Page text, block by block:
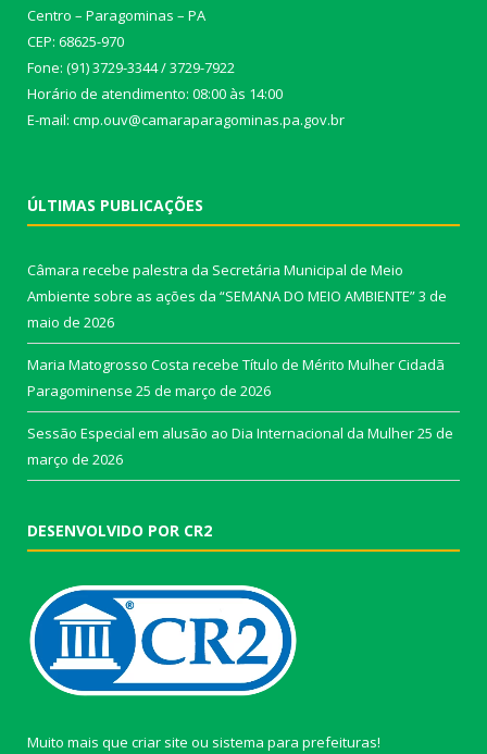
Centro – Paragominas – PA
CEP: 68625-970
Fone: (91) 3729-3344 / 3729-7922
Horário de atendimento: 08:00 às 14:00
E-mail: cmp.ouv@camaraparagominas.pa.gov.br
ÚLTIMAS PUBLICAÇÕES
Câmara recebe palestra da Secretária Municipal de Meio
Ambiente sobre as ações da “SEMANA DO MEIO AMBIENTE”3 de
maio de 2026
Maria Matogrosso Costa recebe Título de Mérito Mulher Cidadã
Paragominense 25 de março de 2026
Sessão Especial em alusão ao Dia Internacional da Mulher25 de
março de 2026
DESENVOLVIDO POR CR2
Muito mais que criar site ou sistema para prefeituras!